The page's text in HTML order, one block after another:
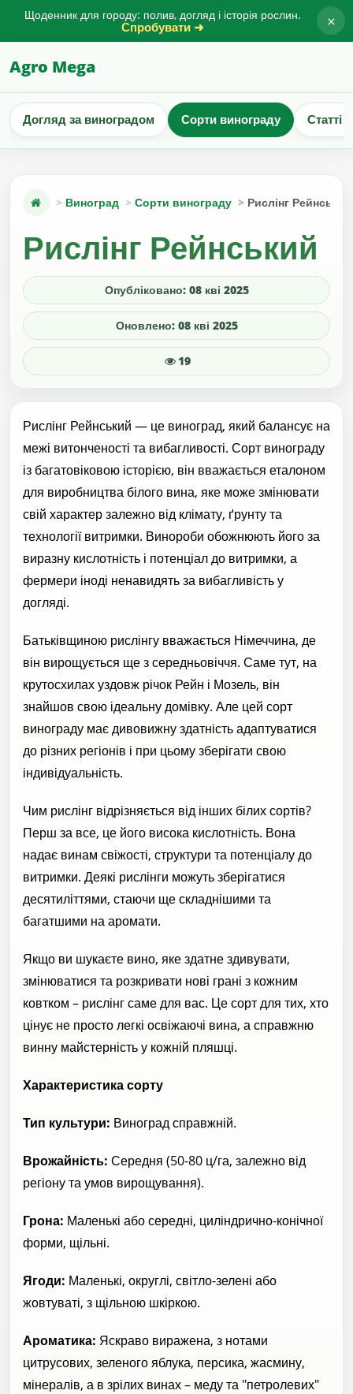
Щоденник для городу: полив, догляд і історія рослин.
Спробувати ➜ ×
Agro Mega
Догляд за виноградом Сорти винограду Статті
Виноград Сорти винограду Рислінг Рейнський
Рислінг Рейнський
Опубліковано: 08 кві 2025
Оновлено: 08 кві 2025
19
Рислінг Рейнський — це виноград, який балансує на
межі витонченості та вибагливості. Сорт винограду
із багатовіковою історією, він вважається еталоном
для виробництва білого вина, яке може змінювати
свій характер залежно від клімату, ґрунту та
технології витримки. Винороби обожнюють його за
виразну кислотність і потенціал до витримки, а
фермери іноді ненавидять за вибагливість у
догляді.
Батьківщиною рислінгу вважається Німеччина, де
він вирощується ще з середньовіччя. Саме тут, на
крутосхилах уздовж річок Рейн і Мозель, він
знайшов свою ідеальну домівку. Але цей сорт
винограду має дивовижну здатність адаптуватися
до різних регіонів і при цьому зберігати свою
індивідуальність.
Чим рислінг відрізняється від інших білих сортів?
Перш за все, це його висока кислотність. Вона
надає винам свіжості, структури та потенціалу до
витримки. Деякі рислінги можуть зберігатися
десятиліттями, стаючи ще складнішими та
багатшими на аромати.
Якщо ви шукаєте вино, яке здатне здивувати,
змінюватися та розкривати нові грані з кожним
ковтком – рислінг саме для вас. Це сорт для тих, хто
цінує не просто легкі освіжаючі вина, а справжню
винну майстерність у кожній пляшці.
Характеристика сорту
Тип культури: Виноград справжній.
Врожайність: Середня (50-80 ц/га, залежно від
регіону та умов вирощування).
Грона: Маленькі або середні, циліндрично-конічної
форми, щільні.
Ягоди: Маленькі, округлі, світло-зелені або
жовтуваті, з щільною шкіркою.
Ароматика: Яскраво виражена, з нотами
цитрусових, зеленого яблука, персика, жасмину,
мінералів, а в зрілих винах – меду та "петролевих"